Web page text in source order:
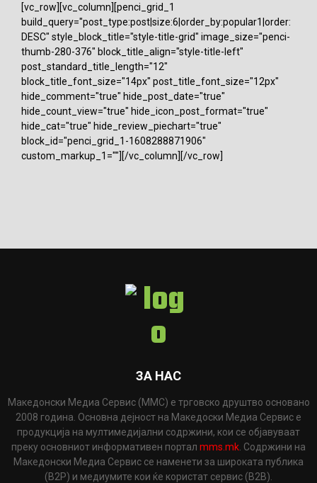
[vc_row][vc_column][penci_grid_1
build_query="post_type:post|size:6|order_by:popular1|order:
DESC" style_block_title="style-title-grid" image_size="penci-
thumb-280-376" block_title_align="style-title-left"
post_standard_title_length="12"
block_title_font_size="14px" post_title_font_size="12px"
hide_comment="true" hide_post_date="true"
hide_count_view="true" hide_icon_post_format="true"
hide_cat="true" hide_review_piechart="true"
block_id="penci_grid_1-1608288871906"
custom_markup_1=""][/vc_column][/vc_row]
ЗА НАС
Македонски Медиа Сервис (ММС) е трговско друштво основано
2008 година. Основна дејност на Македоски Медиа Сервис е
продукција на мултимедијални содржини, кои се објавуваат
преку основниот информативен портал mms.mk . Содржини на
Македонски Медиа Сервис се наменети за широката публика
(B2P) и медиумите кои ќе користат сервис (B2B).